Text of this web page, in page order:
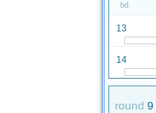
bd.
13
14
round 9